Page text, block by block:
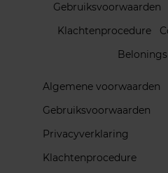
Gebruiksvoorwaarden
Klachtenprocedure
Algemene voorwaarden
Gebruiksvoorwaarden
Privacyverklaring
Klachtenprocedure